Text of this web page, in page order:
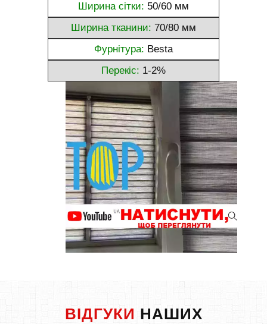
Ширина сітки: 50/60 мм
Ширина тканини: 70/80 мм
Фурнітура: Besta
Перекіс: 1-2%
ВІДГУКИ НАШИХ